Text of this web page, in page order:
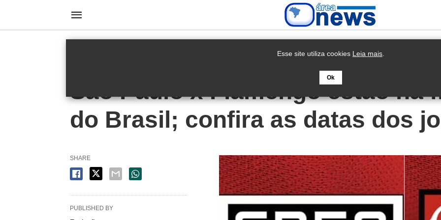
São Paulo x Flamengo estão na
do Brasil; confira as datas dos
SHARE
PUBLISHED BY
Esse site utiliza cookies Leia mais
Ok